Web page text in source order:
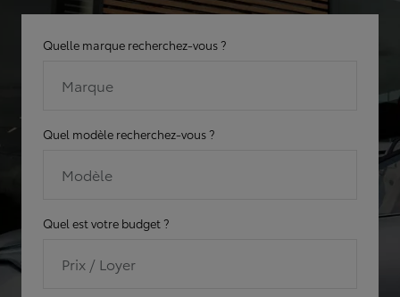
Quelle marque recherchez-vous ?
Marque
Quel modèle recherchez-vous ?
Modèle
Quel est votre budget ?
Prix / Loyer